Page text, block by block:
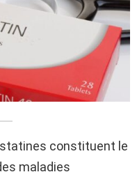
constituent le
maladies